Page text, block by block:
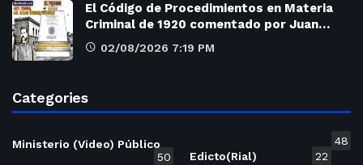
El Código de Procedimientos en Materia
Criminal de 1920 comentado por Juan…
02/08/2026 7:19 PM
Categories
Ministerio (Video) Público
50
48
Edicto(Rial)
22